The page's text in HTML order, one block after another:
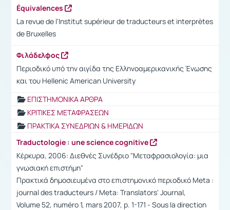
Équivalences
La revue de l'Institut supérieur de traducteurs et interprètes
de Bruxelles
Φιλάδελφος
Περιοδικό υπό την αιγίδα της Ελληνοαμερικανικής Ένωσης
και του Hellenic American University
ΕΠΙΣΤΗΜΟΝΙΚΑ ΑΡΘΡΑ
ΚΡΙΤΙΚΕΣ ΜΕΤΑΦΡΑΣΕΩΝ
ΠΡΑΚΤΙΚΑ ΣΥΝΕΔΡΙΩΝ & ΗΜΕΡΙΔΩΝ
Traductologie : une science cognitive
Κέρκυρα, 2006: Διεθνές Συνέδριο "Μεταφρασιολογία: μια
γνωσιακή επιστήμη"
Πρακτικά δημοσιευμένα στο επιστημονικό περιοδικό Meta :
journal des traducteurs / Meta: Translators' Journal,
Volume 52, numéro 1, mars 2007, p. 1-171 - Sous la direction